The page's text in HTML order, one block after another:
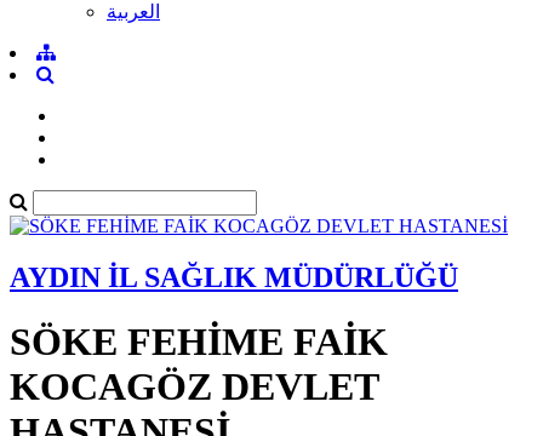
العربية
AYDIN İL SAĞLIK MÜDÜRLÜĞÜ
SÖKE FEHİME FAİK
KOCAGÖZ DEVLET